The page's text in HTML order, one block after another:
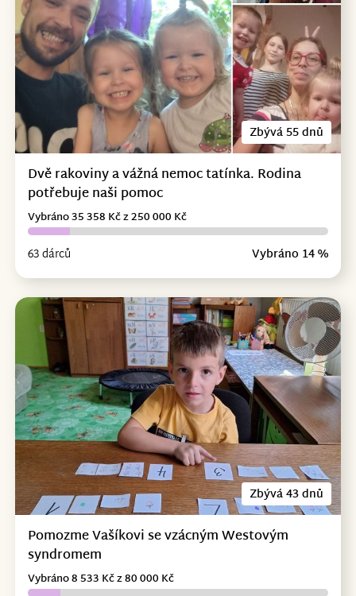
Zbývá 55 dnů
Dvě rakoviny a vážná nemoc tatínka. Rodina
potřebuje naši pomoc
63 dárců Vybráno 14 %
Vybráno 35 358 Kč z 250 000 Kč
Zbývá 43 dnů
Pomozme Vašíkovi se vzácným Westovým
syndromem
Vybráno 8 533 Kč z 80 000 Kč